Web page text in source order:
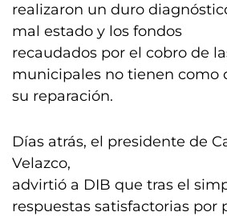
realizaron un duro
mal estado y los fondos
recaudados por el cobro de
municipales no tienen como
su reparación.
Días atrás, el presidente de
Velazco,
advirtió a DIB que tras el
respuestas satisfactorias por